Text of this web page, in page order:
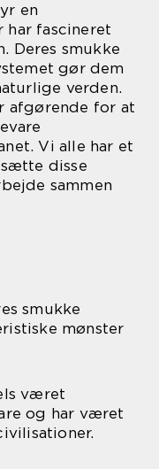
en
fascineret
Deres smukke
gør dem
verden.
afgørende for at
Vi alle har et
disse
sammen
smukke
mønster
været
og har været